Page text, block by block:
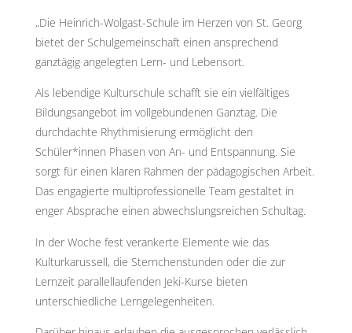
„Die Heinrich-Wolgast-Schule im Herzen von St. Georg
bietet der Schulgemeinschaft einen ansprechend
ganztägig angelegten Lern- und Lebensort.
Als lebendige Kulturschule schafft sie ein vielfältiges
Bildungsangebot im vollgebundenen Ganztag. Die
durchdachte Rhythmisierung ermöglicht den
Schüler*innen Phasen von An- und Entspannung. Sie
sorgt für einen klaren Rahmen der pädagogischen Arbeit.
Das engagierte multiprofessionelle Team gestaltet in
enger Absprache einen abwechslungsreichen Schultag.
In der Woche fest verankerte Elemente wie das
Kulturkarussell, die Sternchenstunden oder die zur
Lernzeit parallellaufenden Jeki-Kurse bieten
unterschiedliche Lerngelegenheiten.